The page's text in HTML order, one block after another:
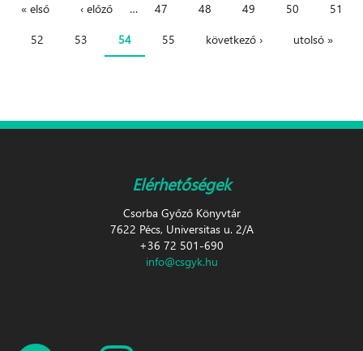
Oldalak
« első ‹ előző … 47 48 49 50
51
52
53 54 55 következő › utolsó »
Elérhetőségek
Csorba Győző Könyvtár
7622 Pécs, Universitas u. 2/A
+36 72 501-690
info@csgyk.hu